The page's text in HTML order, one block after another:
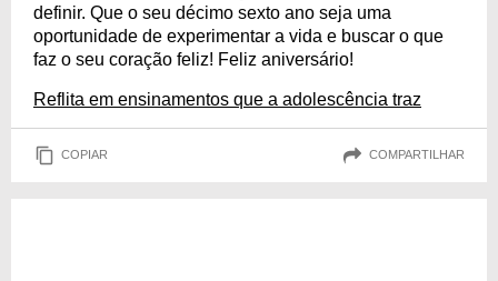
definir. Que o seu décimo sexto ano seja uma
oportunidade de experimentar a vida e buscar o que
faz o seu coração feliz! Feliz aniversário!
Reflita em ensinamentos que a adolescência traz
COPIAR COMPARTILHAR